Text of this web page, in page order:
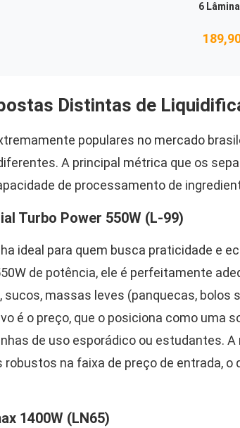
6
Distintas de
populares no mercado
A principal métrica que os
de processamento de
Turbo Power 550W (L-99)
ideal para quem busca praticidade e
de potência, ele é perfeitamente
massas leves (panquecas, bolos
é o preço, que o posiciona como uma
de uso esporádico ou estudantes. A
na faixa de preço de entrada, o
1400W (LN65)